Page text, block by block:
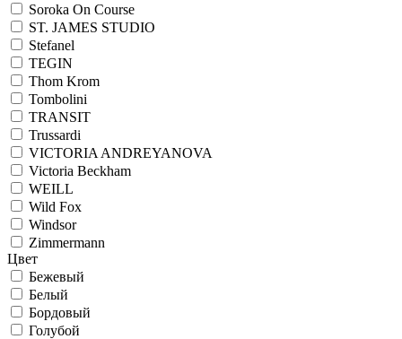
Soroka On Course
ST. JAMES STUDIO
Stefanel
TEGIN
Thom Krom
Tombolini
TRANSIT
Trussardi
VICTORIA ANDREYANOVA
Victoria Beckham
WEILL
Wild Fox
Windsor
Zimmermann
Цвет
Бежевый
Белый
Бордовый
Голубой